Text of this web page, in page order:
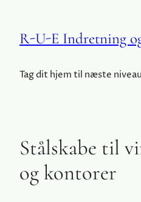
R-U-E Indretning
Tag dit hjem til næste niveau
Stålskabe til
og kontorer